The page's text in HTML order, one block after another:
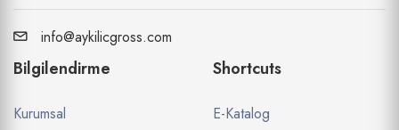
info@aykilicgross.com
Bilgilendirme
Kurumsal
Shortcuts
E-Katalog